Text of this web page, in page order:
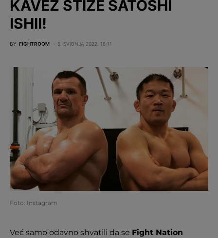
KAVEZ STIŽE SATOSHI
ISHII!
BY FIGHTROOM 8. SVIBNJA 2022. 18:11
Foto: Instagram
Već samo odavno shvatili da se Fight Nation